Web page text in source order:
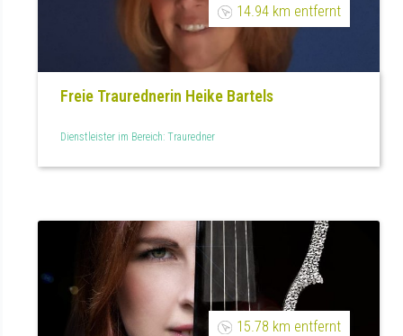
14.94 km entfernt
Freie Traurednerin Heike Bartels
Dienstleister im Bereich: Trauredner
15.78 km entfernt